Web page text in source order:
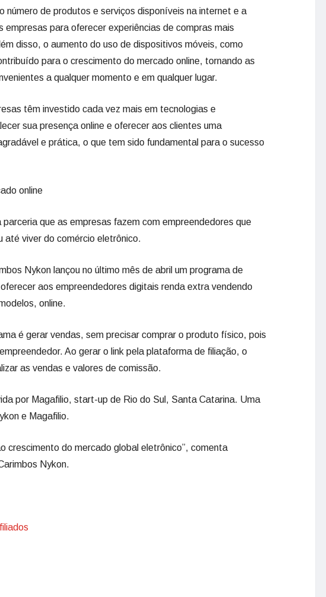
número de produtos e serviços disponíveis na internet e a
para oferecer experiências de compras mais
disso, o aumento do uso de dispositivos móveis, como
para o crescimento do mercado online, tornando as
a qualquer momento e em qualquer lugar.
têm investido cada vez mais em tecnologias e
sua presença online e oferecer aos clientes uma
e prática, o que tem sido fundamental para o sucesso
online
que as empresas fazem com empreendedores que
até viver do comércio eletrônico.
Nykon lançou no último mês de abril um programa de
aos empreendedores digitais renda extra vendendo
online.
é gerar vendas, sem precisar comprar o produto físico, pois
Ao gerar o link pela plataforma de filiação, o
as vendas e valores de comissão.
por Magafilio, start-up de Rio do Sul, Santa Catarina. Uma
e Magafilio.
crescimento do mercado global eletrônico”, comenta
Nykon.